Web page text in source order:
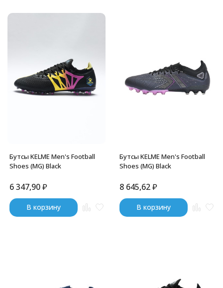
Бутсы KELME Men's Football
Shoes (MG) Black
6 347,90₽
В корзину
Бутсы KELME Men's Football
Shoes (MG) Black
8 645,62₽
В корзину